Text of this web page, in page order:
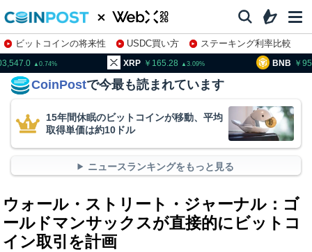
ビットコインの将来性 USDC買い方
ステーキング利率比較
株特集・関連銘柄
0.74 XRP 165.28 3.09 BNB
CoinPostで今最も読まれています
15年間休眠のビットコインが移動、平均
取得単価は約10ドル
ニュースランキングをもっと見る
ウォール・ストリート・ジャーナル：ゴ
ールドマンサックスが直接的にビットコ
イン取引を計画